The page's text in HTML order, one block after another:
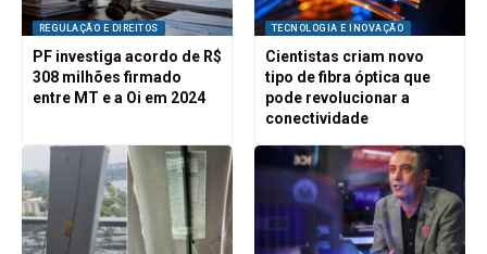
REGULAÇÃO E DIREITOS
PF investiga acordo de R$
308 milhões firmado
entre MT e a Oi em 2024
TECNOLOGIA E INOVAÇÃO
Cientistas criam novo
tipo de fibra óptica que
pode revolucionar a
conectividade